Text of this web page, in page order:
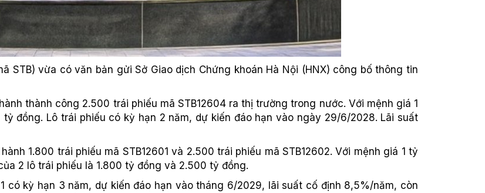
STB) vừa có văn bản gửi Sở Giao dịch Chứng khoán Hà Nội (HNX) công bố thông tin
thành công 2.500 trái phiếu mã STB12604 ra thị trường trong nước. Với mệnh giá 1
đồng. Lô trái phiếu có kỳ hạn 2 năm, dự kiến đáo hạn vào ngày 29/6/2028. Lãi suất
1.800 trái phiếu mã STB12601 và 2.500 trái phiếu mã STB12602. Với mệnh giá 1 tỷ
2 lô trái phiếu là 1.800 tỷ đồng và 2.500 tỷ đồng.
có kỳ hạn 3 năm, dự kiến đáo hạn vào tháng 6/2029, lãi suất cố định 8,5%/năm, còn